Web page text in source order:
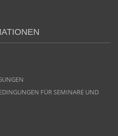
FÜR SEMINARE UND